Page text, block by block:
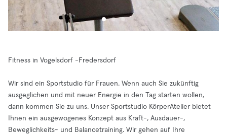
Fitness in Vogelsdorf -Fredersdorf
Wir sind ein Sportstudio für Frauen. Wenn auch Sie zukünftig
ausgeglichen und mit neuer Energie in den Tag starten wollen,
dann kommen Sie zu uns. Unser Sportstudio KörperAtelier bietet
Ihnen ein ausgewogenes Konzept aus Kraft-, Ausdauer-,
Beweglichkeits- und Balancetraining. Wir gehen auf Ihre